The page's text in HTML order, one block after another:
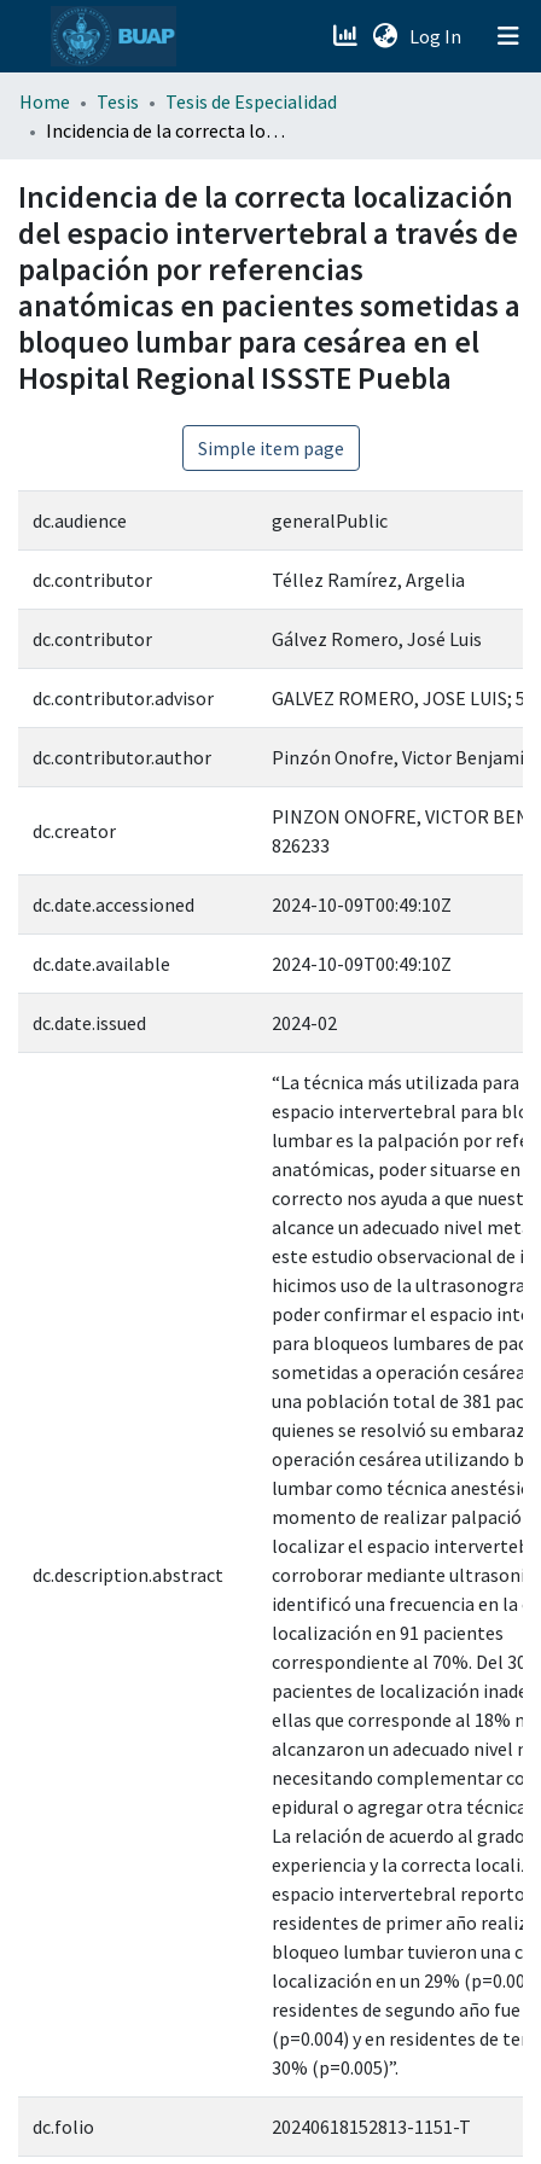
Log In (current)
menu.section.about_menu
Home Tesis
Tesis de Especialidad
Incidencia de la correcta localización del espacio intervertebral a través de palpación por referencias anatómicas en pacientes sometidas a bloqueo lumbar para cesárea en el Hospital Regional ISSSTE Puebla
Incidencia de la correcta localización
del espacio intervertebral a través de
palpación por referencias
anatómicas en pacientes sometidas a
bloqueo lumbar para cesárea en el
Hospital Regional ISSSTE Puebla
Simple item page
dc.audience generalPublic
dc.contributor Téllez Ramírez, Argelia
dc.contributor Gálvez Romero, José Luis
dc.contributor.advisor GALVEZ ROMERO, JOSE LUIS;
dc.contributor.author Pinzón Onofre, Victor Benjamín
dc.creator
PINZON ONOFRE, VICTOR
826233
dc.date.accessioned 2024-10-09T00:49:10Z
dc.date.available 2024-10-09T00:49:10Z
dc.date.issued 2024-02
dc.description.abstract
“La técnica más utilizada para
espacio intervertebral para
lumbar es la palpación por
anatómicas, poder situarse en
correcto nos ayuda a que
alcance un adecuado nivel
este estudio observacional de
hicimos uso de la
poder confirmar el espacio
para bloqueos lumbares de
sometidas a operación cesárea.
una población total de 381
quienes se resolvió su
operación cesárea utilizando
lumbar como técnica
momento de realizar palpación
localizar el espacio
corroborar mediante
identificó una frecuencia en la
localización en 91 pacientes
correspondiente al 70%. Del
pacientes de localización
ellas que corresponde al 18% no
alcanzaron un adecuado nivel
necesitando complementar con
epidural o agregar otra técnica
La relación de acuerdo al grado
experiencia y la correcta
espacio intervertebral reporto
residentes de primer año
bloqueo lumbar tuvieron una
localización en un 29%
residentes de segundo año fue
(p=0.004) y en residentes de
30% (p=0.005)”.
dc.folio 20240618152813-1151-T